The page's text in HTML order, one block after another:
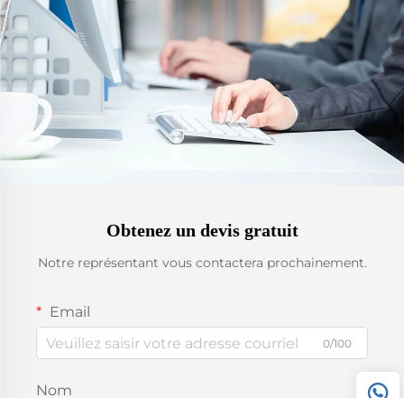
Obtenez un devis gratuit
Notre représentant vous contactera prochainement.
Email
0/100
Nom